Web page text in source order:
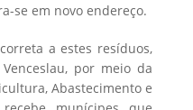
se em novo endereço.
a estes resíduos,
por meio da
Abastecimento e